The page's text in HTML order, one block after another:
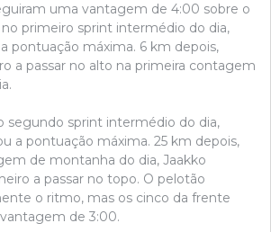
uma vantagem de 4:00 sobre o
primeiro sprint intermédio do dia,
pontuação máxima. 6 km depois,
a passar no alto na primeira contagem
segundo sprint intermédio do dia,
a pontuação máxima. 25 km depois,
de montanha do dia, Jaakko
a passar no topo. O pelotão
o ritmo, mas os cinco da frente
de 3:00.